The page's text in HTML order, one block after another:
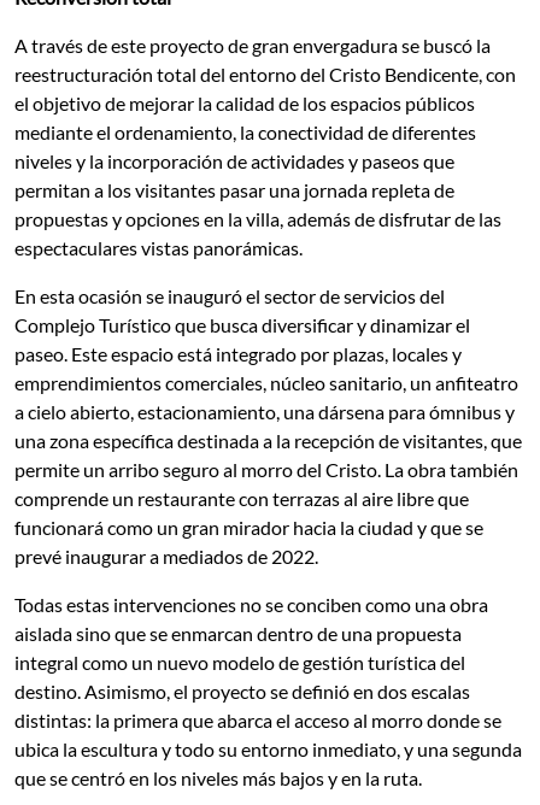
A través de este proyecto de gran envergadura se buscó la
reestructuración total del entorno del Cristo Bendicente, con
el objetivo de mejorar la calidad de los espacios públicos
mediante el ordenamiento, la conectividad de diferentes
niveles y la incorporación de actividades y paseos que
permitan a los visitantes pasar una jornada repleta de
propuestas y opciones en la villa, además de disfrutar de las
espectaculares vistas panorámicas.
En esta ocasión se inauguró el sector de servicios del
Complejo Turístico que busca diversificar y dinamizar el
paseo. Este espacio está integrado por plazas, locales y
emprendimientos comerciales, núcleo sanitario, un anfiteatro
a cielo abierto, estacionamiento, una dársena para ómnibus y
una zona específica destinada a la recepción de visitantes, que
permite un arribo seguro al morro del Cristo. La obra también
comprende un restaurante con terrazas al aire libre que
funcionará como un gran mirador hacia la ciudad y que se
prevé inaugurar a mediados de 2022.
Todas estas intervenciones no se conciben como una obra
aislada sino que se enmarcan dentro de una propuesta
integral como un nuevo modelo de gestión turística del
destino. Asimismo, el proyecto se definió en dos escalas
distintas: la primera que abarca el acceso al morro donde se
ubica la escultura y todo su entorno inmediato, y una segunda
que se centró en los niveles más bajos y en la ruta.